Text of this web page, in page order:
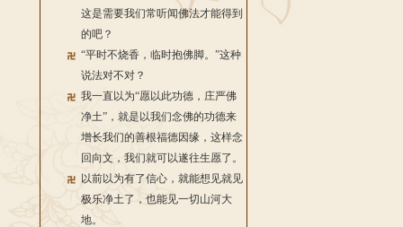
这是需要我们常听闻佛法才能得到
的吧？
“平时不烧香，临时抱佛脚。”这种
说法对不对？
我一直以为“愿以此功德，庄严佛
净土”，就是以我们念佛的功德来
增长我们的善根福德因缘，这样念
回向文，我们就可以遂往生愿了。
以前以为有了信心，就能想见就见
极乐净土了，也能见一切山河大
地。